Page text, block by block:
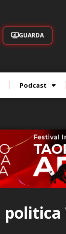
GUARDA
Podcast
politica